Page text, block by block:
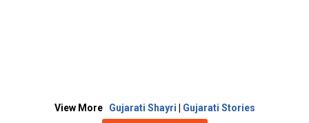
View More Gujarati Shayri Gujarati Stories